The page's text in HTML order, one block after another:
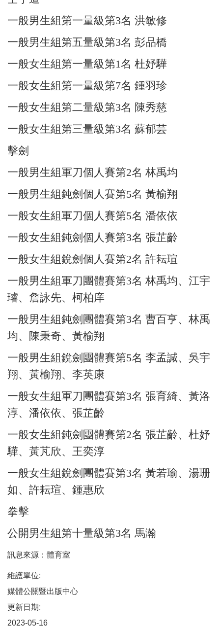
一般男生組第一量級第3名 洪敏修
一般男生組第五量級第3名 彭品橋
一般女生組第一量級第1名 杜妤驊
一般女生組第一量級第7名 鍾羽珍
一般女生組第二量級第3名 陳秀慈
一般女生組第三量級第3名 蘇郁芸
擊劍
一般男生組軍刀個人賽第2名 林禹均
一般男生組鈍劍個人賽第5名 黃榆翔
一般女生組軍刀個人賽第5名 潘依依
一般女生組鈍劍個人賽第3名 張芷齡
一般女生組銳劍個人賽第2名 許耘瑄
一般男生組軍刀團體賽第3名 林禹均、江宇
璿、詹詠先、柯柏庠
一般男生組鈍劍團體賽第3名 曹百亨、林禹
均、陳秉奇、黃榆翔
一般男生組銳劍團體賽第5名 李孟諴、吳宇
翔、黃榆翔、李英康
一般女生組軍刀團體賽第3名 張育綺、黃洛
淳、潘依依、張芷齡
一般女生組鈍劍團體賽第2名 張芷齡、杜妤
驊、黃芃欣、王奕淳
一般女生組銳劍團體賽第3名 黃若瑜、湯珊
如、許耘瑄、鍾惠欣
拳擊
公開男生組第十量級第3名 馬瀚
訊息來源：體育室
維護單位:
媒體公關暨出版中心
更新日期:
2023-05-16